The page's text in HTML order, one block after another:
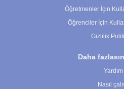
Öğretmenler İçin
Öğrenciler İçin
Gizlilik
Daha
Yardım
Nasıl